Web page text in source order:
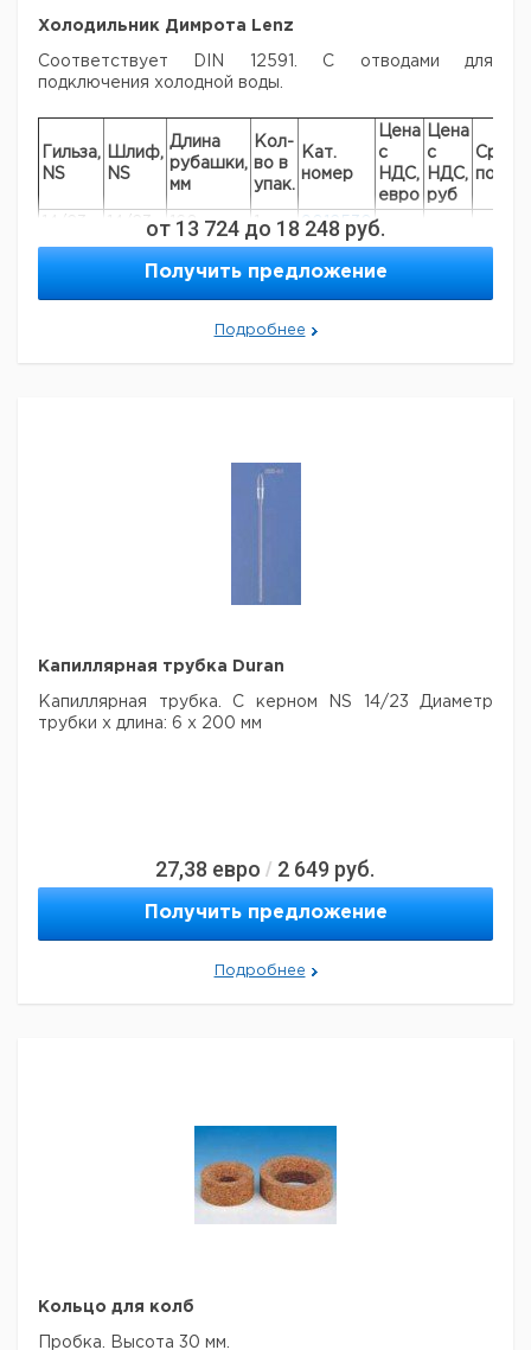
Холодильник Димрота Lenz
Соответствует DIN 12591. С отводами для
подключения холодной воды.
Гильза,
NS
Шлиф,
NS
Длина
рубашки,
мм
Кол-
во в
упак.
Кат.
номер
Цена
с
НДС,
евро
Цена
с
НДС,
руб
Срок
14/23 160 1
9012530
29/32
29/32 250 1
9012533
29/32 400 1 9012534
от 13 724 до 18 248 руб.
Получить предложение
Подробнее
Капиллярная трубка Duran
Капиллярная трубка. С керном NS 14/23 Диаметр
трубки x длина: 6 x 200 мм
27,38 евро / 2 649 руб.
Получить предложение
Подробнее
Кольцо для колб
Пробка. Высота 30 мм.